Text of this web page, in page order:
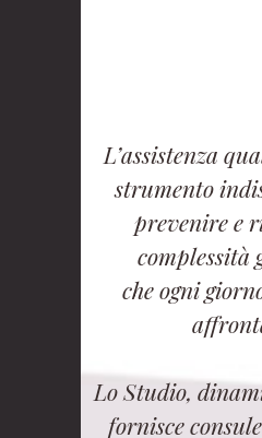
L’assistenza
strumento
prevenire e
complessità
che ogni
Lo Studio,
fornisce